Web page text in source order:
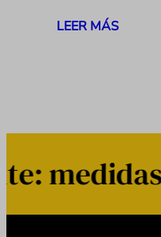
LEER MÁS
medidas